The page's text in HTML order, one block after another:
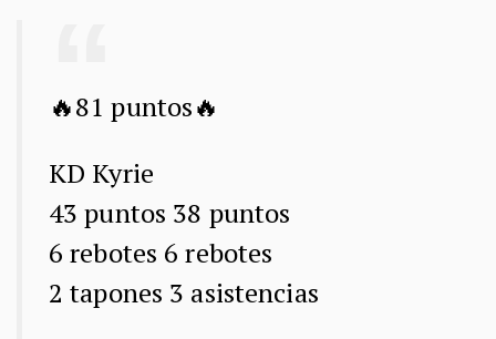
🔥81 puntos🔥
KD Kyrie
43 puntos 38 puntos
6 rebotes 6 rebotes
2 tapones 3 asistencias